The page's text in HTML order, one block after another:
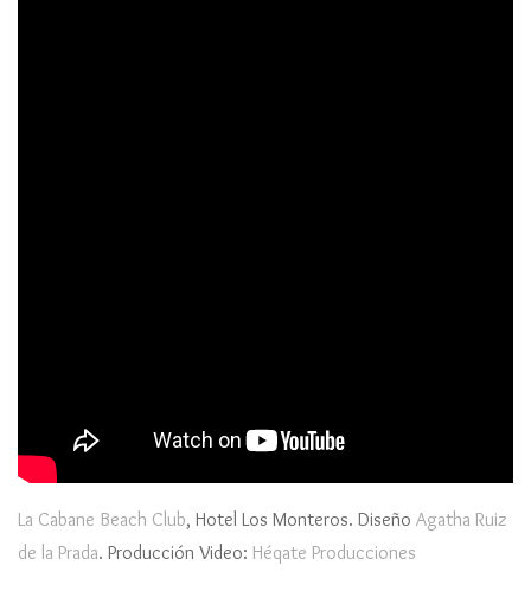
La Cabane Beach Club, Hotel Los Monteros. Diseño Agatha Ruiz
de la Prada. Producción Video: Héqate Producciones